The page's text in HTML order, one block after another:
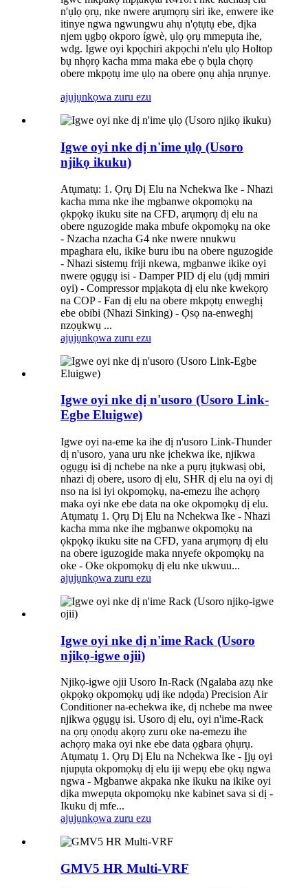
n'ụlọ ọrụ, nke nwere arụmọrụ siri ike, enwere ike
itinye ngwa ngwungwu ahụ n'ọtụtụ ebe, dịka
njem ụgbọ okporo ígwè, ụlọ ọrụ mmepụta ihe,
wdg. Igwe oyi kpọchiri akpọchi n'elu ụlọ Holtop
bụ nhọrọ kacha mma maka ebe ọ bụla chọrọ
obere mkpọtụ ime ụlọ na obere ọnụ ahịa nrụnye.
ajụjụnkọwa zuru ezu
Igwe oyi nke dị n'ime ụlọ (Usoro
njikọ ikuku)
Atụmatụ: 1. Ọrụ Dị Elu na Nchekwa Ike - Nhazi
kacha mma nke ihe mgbanwe okpomọkụ na
ọkpọkọ ikuku site na CFD, arụmọrụ dị elu na
obere nguzogide maka mbufe okpomọkụ na oke
- Nzacha nzacha G4 nke nwere nnukwu
mpaghara elu, ikike buru ibu na obere nguzogide
- Nhazi sistemụ friji nkewa, mgbanwe ikike oyi
nwere ọgụgụ isi - Damper PID dị elu (ụdị mmiri
oyi) - Compressor mpịakọta dị elu nke kwekọrọ
na COP - Fan dị elu na obere mkpọtụ enweghị
ebe obibi (Nhazi Sinking) - Ọsọ na-enweghị
nzọụkwụ ...
ajụjụnkọwa zuru ezu
Igwe oyi nke dị n'usoro (Usoro Link-
Egbe Eluigwe)
Igwe oyi na-eme ka ihe dị n'usoro Link-Thunder
dị n'usoro, yana uru nke ịchekwa ike, njikwa
ọgụgụ isi dị nchebe na nke a pụrụ ịtụkwasị obi,
nhazi dị obere, usoro dị elu, SHR dị elu na oyi dị
nso na isi iyi okpomọkụ, na-emezu ihe achọrọ
maka oyi nke ebe data na oke okpomọkụ dị elu.
Atụmatụ 1. Ọrụ Dị Elu na Nchekwa Ike - Nhazi
kacha mma nke ihe mgbanwe okpomọkụ na
ọkpọkọ ikuku site na CFD, yana arụmọrụ dị elu
na obere iguzogide maka nnyefe okpomọkụ na
oke - Oke okpomọkụ dị elu nke ukwuu...
ajụjụnkọwa zuru ezu
Igwe oyi nke dị n'ime Rack (Usoro
njikọ-igwe ojii)
Njikọ-igwe ojii Usoro In-Rack (Ngalaba azụ nke
ọkpọkọ okpomọkụ ụdị ike ndọda) Precision Air
Conditioner na-echekwa ike, dị nchebe ma nwee
njikwa ọgụgụ isi. Usoro dị elu, oyi n'ime-Rack
na ọrụ ọnọdụ akọrọ zuru oke na-emezu ihe
achọrọ maka oyi nke ebe data ọgbara ọhụrụ.
Atụmatụ 1. Ọrụ Dị Elu na Nchekwa Ike - Ịjụ oyi
njupụta okpomọkụ dị elu iji wepụ ebe ọkụ ngwa
ngwa - Mgbanwe akpaka nke ikuku na ikike oyi
dịka mwepụta okpomọkụ nke kabinet sava si dị -
Ikuku dị mfe...
ajụjụnkọwa zuru ezu
GMV5 HR Multi-VRF